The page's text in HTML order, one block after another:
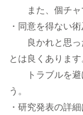
また、個チャ
・同意を得ない
良かれと思っ
とは良くあります
トラブルを避
う。
・研究発表の詳